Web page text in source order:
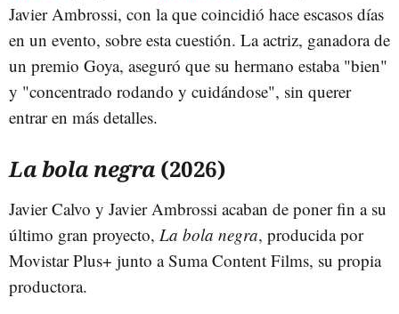
Javier Ambrossi, con la que coincidió hace escasos días
en un evento, sobre esta cuestión. La actriz, ganadora de
un premio Goya, aseguró que su hermano estaba "bien"
y "concentrado rodando y cuidándose", sin querer
entrar en más detalles.
La bola negra (2026)
Javier Calvo y Javier Ambrossi acaban de poner fin a su
último gran proyecto, La bola negra, producida por
Movistar Plus+ junto a Suma Content Films, su propia
productora.